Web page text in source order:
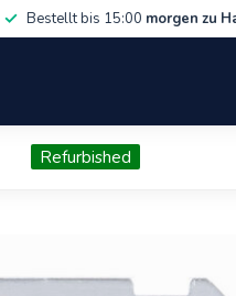
Bestellt bis 15:00 morgen zu
Refurbished